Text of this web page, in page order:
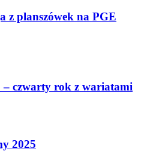
z planszówek na PGE
– czwarty rok z wariatami
2025